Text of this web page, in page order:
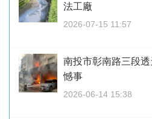
法工廠
2026-07-15 11:57
南投市彰南路三段
憾事
2026-06-14 15:38